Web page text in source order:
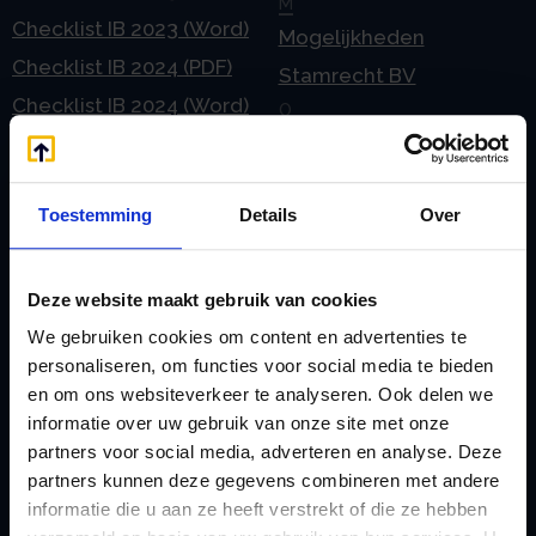
Toestemming Details Over
Deze website maakt gebruik van cookies
We gebruiken cookies om content en advertenties te
personaliseren, om functies voor social media te bieden
en om ons websiteverkeer te analyseren. Ook delen we
informatie over uw gebruik van onze site met onze
partners voor social media, adverteren en analyse. Deze
partners kunnen deze gegevens combineren met andere
informatie die u aan ze heeft verstrekt of die ze hebben
Checklist IB 2023 (Word)
Checklist IB 2024 (PDF)
Checklist IB 2024 (Word)
Checklist IB 2025 (PDF)
Checklist IB 2025 (Word)
Contact
E
eHerkenning voor uw
Stamrecht BV
Emigratie
Emigratie Pensioen BV
Fiscale waardering
Flex BV oprichten of
Mogelijkheden
Stamrecht BV
O
Ontbinden Stamrecht
BV
Stamrecht BV
Oprichten BV door
StamrechtBV.com
Overdracht vanuit
banksparen
Overgang naar
Stamrecht BV